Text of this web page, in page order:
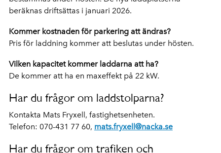
beräknas driftsättas i januari 2026.
Kommer kostnaden för parkering att ändras?
Pris för laddning kommer att beslutas under hösten.
Vilken kapacitet kommer laddarna att ha?
De kommer att ha en maxeffekt på 22 kW.
Har du frågor om laddstolparna?
Kontakta Mats Fryxell, fastighetsenheten.
Telefon: 070-431 77 60, mats.fryxell@nacka.se
Har du frågor om trafiken och